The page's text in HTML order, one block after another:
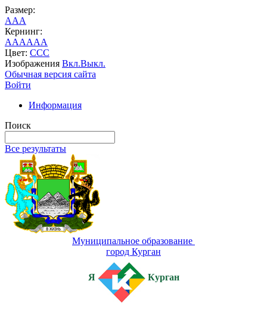
Размер:
AAA
Кернинг:
AAAAAA
Цвет: CCC
Изображения Вкл.Выкл.
Обычная версия сайта
Войти
Информация
Поиск
Все результаты
Муниципальное образование
город Курган
Я Курган